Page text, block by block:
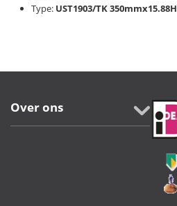
Type: UST1903/TK 350mmx15.88H
Over ons